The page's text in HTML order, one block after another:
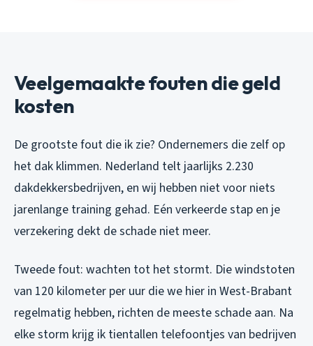
Veelgemaakte fouten die geld
kosten
De grootste fout die ik zie? Ondernemers die zelf op
het dak klimmen. Nederland telt jaarlijks 2.230
dakdekkersbedrijven, en wij hebben niet voor niets
jarenlange training gehad. Eén verkeerde stap en je
verzekering dekt de schade niet meer.
Tweede fout: wachten tot het stormt. Die windstoten
van 120 kilometer per uur die we hier in West-Brabant
regelmatig hebben, richten de meeste schade aan. Na
elke storm krijg ik tientallen telefoontjes van bedrijven